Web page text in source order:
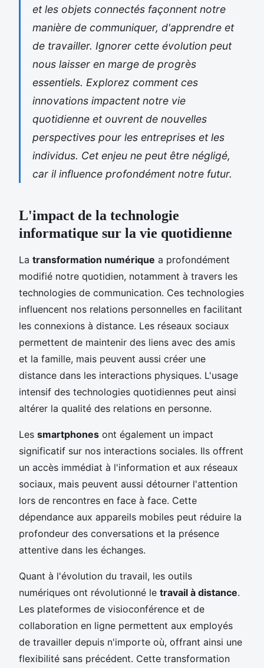
et les objets connectés façonnent notre
manière de communiquer, d'apprendre et
de travailler. Ignorer cette évolution peut
nous laisser en marge de progrès
essentiels. Explorez comment ces
innovations impactent notre vie
quotidienne et ouvrent de nouvelles
perspectives pour les entreprises et les
individus. Cet enjeu ne peut être négligé,
car il influence profondément notre futur.
L'impact de la technologie
informatique sur la vie quotidienne
La transformation numérique a profondément
modifié notre quotidien, notamment à travers les
technologies de communication. Ces technologies
influencent nos relations personnelles en facilitant
les connexions à distance. Les réseaux sociaux
permettent de maintenir des liens avec des amis
et la famille, mais peuvent aussi créer une
distance dans les interactions physiques. L'usage
intensif des technologies quotidiennes peut ainsi
altérer la qualité des relations en personne.
Les smartphones ont également un impact
significatif sur nos interactions sociales. Ils offrent
un accès immédiat à l'information et aux réseaux
sociaux, mais peuvent aussi détourner l'attention
lors de rencontres en face à face. Cette
dépendance aux appareils mobiles peut réduire la
profondeur des conversations et la présence
attentive dans les échanges.
Quant à l'évolution du travail, les outils
numériques ont révolutionné le travail à distance.
Les plateformes de visioconférence et de
collaboration en ligne permettent aux employés
de travailler depuis n'importe où, offrant ainsi une
flexibilité sans précédent. Cette transformation